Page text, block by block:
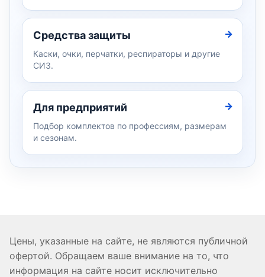
Средства защиты
Каски, очки, перчатки, респираторы и другие
СИЗ.
Для предприятий
Подбор комплектов по профессиям, размерам
и сезонам.
Цены, указанные на сайте, не являются публичной
офертой. Обращаем ваше внимание на то, что
информация на сайте носит исключительно